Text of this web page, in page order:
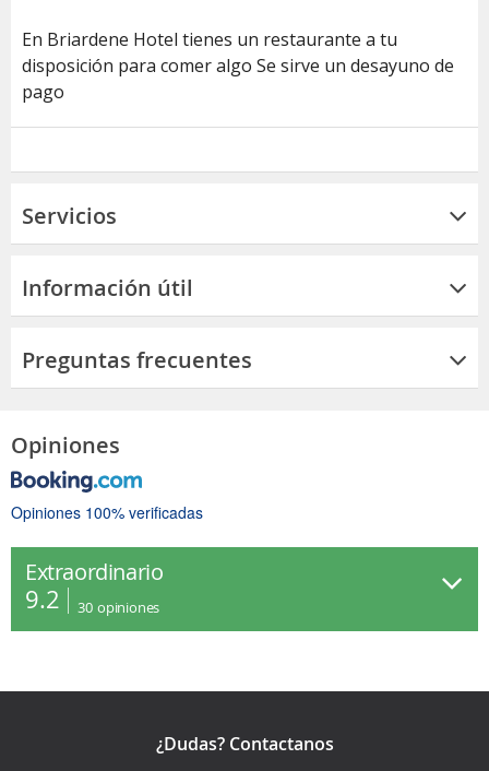
En Briardene Hotel tienes un restaurante a tu
disposición para comer algo Se sirve un desayuno de
pago
Servicios
Información útil
Preguntas frecuentes
Opiniones
Opiniones 100% verificadas
Extraordinario
9.2 30 opiniones
¿Dudas? Contactanos